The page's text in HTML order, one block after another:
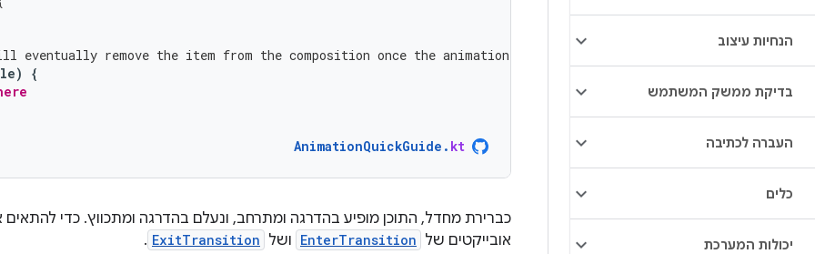
הנחיות עיצוב
בדיקת ממשק המשתמש
העברה לכתיבה
כלים
יכולות המערכת
remove the item from the composition once the animation has finished.
)
{
AnimationQuickGuide . kt
כברירת מחדל, התוכן מופיע בהדרגה ומתרחב, ונעלם בהדרגה ומתכווץ. כדי
אובייקטים של EnterTransition ושל ExitTransition
.